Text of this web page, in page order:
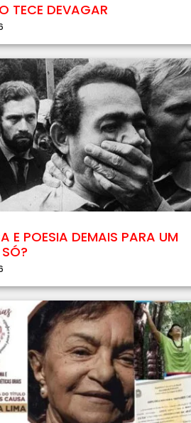
TECE DEVAGAR
E POESIA DEMAIS PARA UM